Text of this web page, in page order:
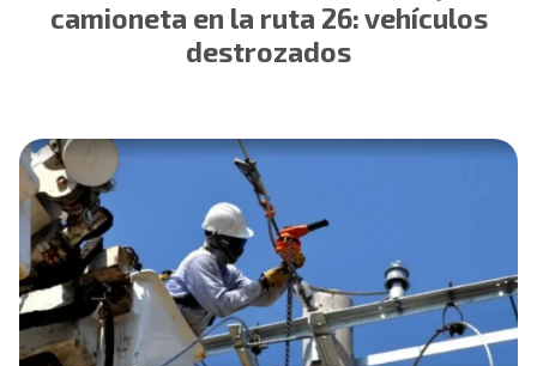
camioneta en la ruta 26: vehículos
destrozados